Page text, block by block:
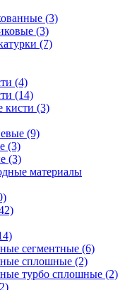
(3)
(3)
(7)
(4)
(14)
кисти (3)
(9)
(3)
(3)
материалы
сегментные (6)
сплошные (2)
турбо сплошные (2)